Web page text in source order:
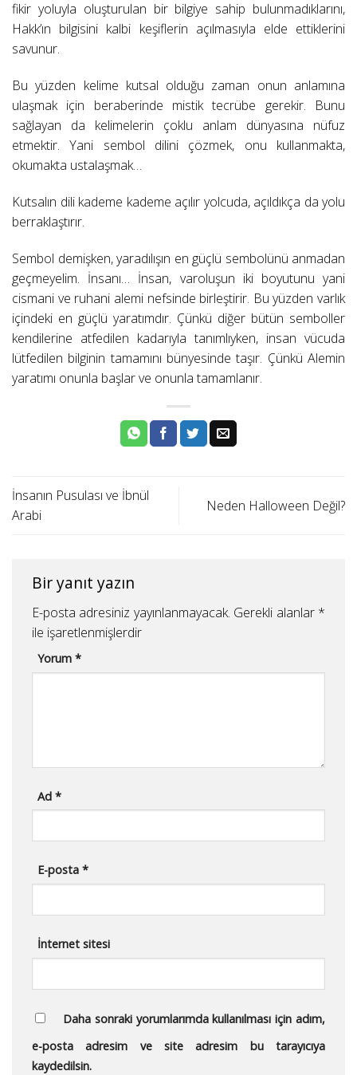
fikir yoluyla oluşturulan bir bilgiye sahip bulunmadıklarını,
Hakk’ın bilgisini kalbi keşiflerin açılmasıyla elde ettiklerini
savunur.
Bu yüzden kelime kutsal olduğu zaman onun anlamına
ulaşmak için beraberinde mistik tecrübe gerekir. Bunu
sağlayan da kelimelerin çoklu anlam dünyasına nüfuz
etmektir. Yani sembol dilini çözmek, onu kullanmakta,
okumakta ustalaşmak…
Kutsalın dili kademe kademe açılır yolcuda, açıldıkça da yolu
berraklaştırır.
Sembol demişken, yaradılışın en güçlü sembolünü anmadan
geçmeyelim. İnsanı… İnsan, varoluşun iki boyutunu yani
cismani ve ruhani alemi nefsinde birleştirir. Bu yüzden varlık
içindeki en güçlü yaratımdır. Çünkü diğer bütün semboller
kendilerine atfedilen kadarıyla tanımlıyken, insan vücuda
lütfedilen bilginin tamamını bünyesinde taşır. Çünkü Alemin
yaratımı onunla başlar ve onunla tamamlanır.
İnsanın Pusulası ve İbnül
Arabi
Neden Halloween Değil?
Bir yanıt yazın
E-posta adresiniz yayınlanmayacak. Gerekli alanlar *
ile işaretlenmişlerdir
Yorum*
Ad*
E-posta*
İnternet sitesi
Daha sonraki yorumlarımda kullanılması için adım,
e-posta adresim ve site adresim bu tarayıcıya
kaydedilsin.